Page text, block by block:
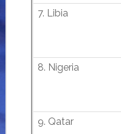
7. Libia
8. Nigeria
9. Qatar